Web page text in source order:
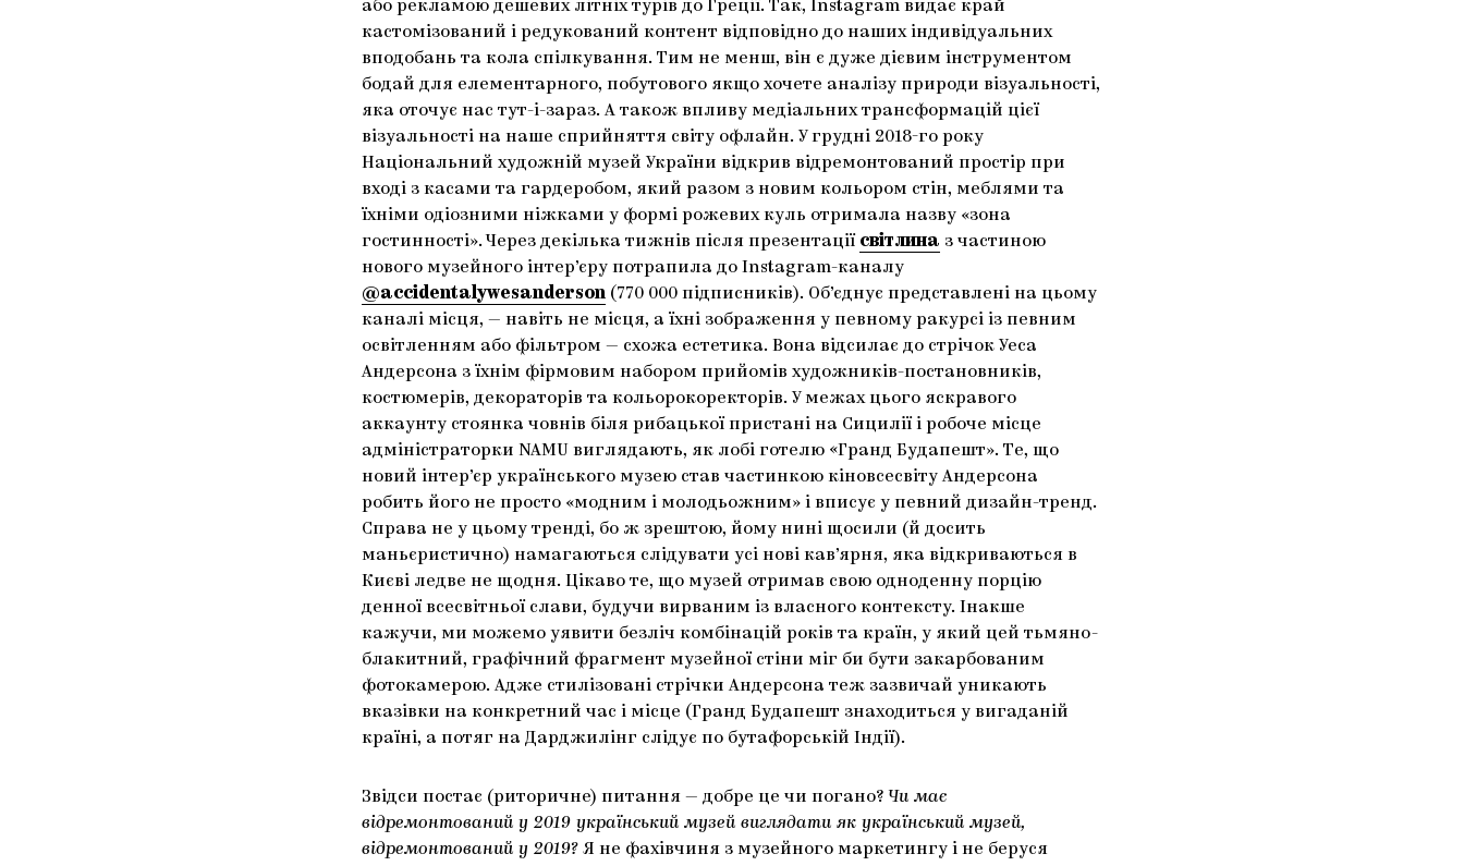
або рекламою дешевих літніх турів до Греції. Так, Instagram видає край
кастомізований і редукований контент відповідно до наших індивідуальних
вподобань та кола спілкування. Тим не менш, він є дуже дієвим інструментом
бодай для елементарного, побутового якщо хочете аналізу природи візуальності,
яка оточує нас тут-і-зараз. А також впливу медіальних трансформацій цієї
візуальності на наше сприйняття світу офлайн. У грудні 2018-го року
Національний художній музей України відкрив відремонтований простір при
вході з касами та гардеробом, який разом з новим кольором стін, меблями та
їхніми одіозними ніжками у формі рожевих куль отримала назву «зона
гостинності». Через декілька тижнів після презентації світлина з частиною
нового музейного інтер’єру потрапила до Instagram-каналу
@accidentalywesanderson (770 000 підписників). Об’єднує представлені на цьому
каналі місця, — навіть не місця, а їхні зображення у певному ракурсі із певним
освітленням або фільтром — схожа естетика. Вона відсилає до стрічок Уеса
Андерсона з їхнім фірмовим набором прийомів художників-постановників,
костюмерів, декораторів та кольорокоректорів. У межах цього яскравого
аккаунту стоянка човнів біля рибацької пристані на Сицилії і робоче місце
адміністраторки NAMU виглядають, як лобі готелю «Гранд Будапешт». Те, що
новий інтер’єр українського музею став частинкою кіновсесвіту Андерсона
робить його не просто «модним і молодьожним» і вписує у певний дизайн-тренд.
Справа не у цьому тренді, бо ж зрештою, йому нині щосили (й досить
маньєристично) намагаються слідувати усі нові кав’ярня, яка відкриваються в
Києві ледве не щодня. Цікаво те, що музей отримав свою одноденну порцію
денної всесвітньої слави, будучи вирваним із власного контексту. Інакше
кажучи, ми можемо уявити безліч комбінацій років та країн, у який цей тьмяно-
блакитний, графічний фрагмент музейної стіни міг би бути закарбованим
фотокамерою. Адже стилізовані стрічки Андерсона теж зазвичай уникають
вказівки на конкретний час і місце (Гранд Будапешт знаходиться у вигаданій
країні, а потяг на Дарджилінг слідує по бутафорській Індії).
Звідси постає (риторичне) питання — добре це чи погано? Чи має
відремонтований у 2019 український музей виглядати як український музей,
відремонтований у 2019? Я не фахівчиня з музейного маркетингу і не беруся